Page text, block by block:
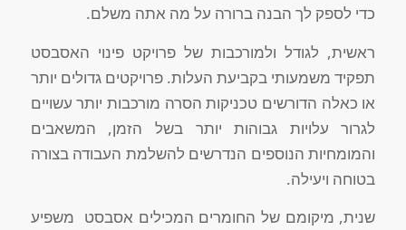
כדי לספק לך הבנה ברורה על מה אתה משלם.
ראשית, לגודל ולמורכבות של פרויקט פינוי האסבסט
תפקיד משמעותי בקביעת העלות. פרויקטים גדולים יותר
או כאלה הדורשים טכניקות הסרה מורכבות יותר עשויים
לגרור עלויות גבוהות יותר בשל הזמן, המשאבים
והמומחיות הנוספים הנדרשים להשלמת העבודה בצורה
בטוחה ויעילה.
שנית, מיקומם של החומרים המכילים אסבסט משפיע